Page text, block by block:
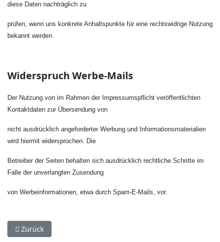
diese Daten nachträglich zu
prüfen, wenn uns konkrete Anhaltspunkte für eine rechtswidrige Nutzung
bekannt werden.
Widerspruch Werbe-Mails
Der Nutzung von im Rahmen der Impressumspflicht veröffentlichten
Kontaktdaten zur Übersendung von
nicht ausdrücklich angeforderter Werbung und Informationsmaterialien
wird hiermit widersprochen. Die
Betreiber der Seiten behalten sich ausdrücklich rechtliche Schritte im
Falle der unverlangten Zusendung
von Werbeinformationen, etwa durch Spam-E-Mails, vor.
Vorheriger Beitrag: Kontakt
Zurück